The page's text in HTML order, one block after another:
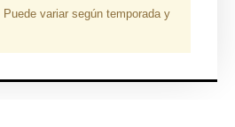
variar según temporada y